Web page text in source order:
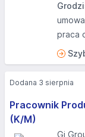
praca
Pracownik
(K/M)
Gi
Dodana 3 sierpnia